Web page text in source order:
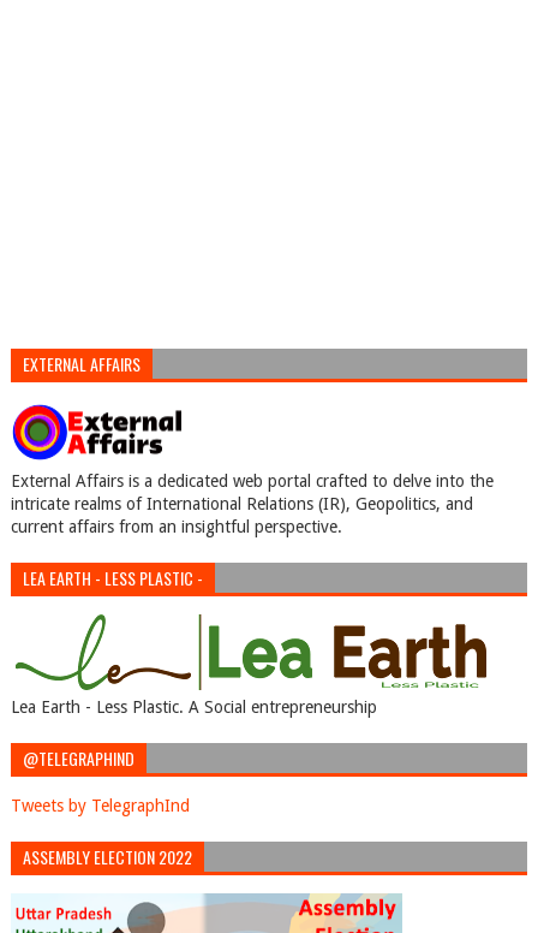
EXTERNAL AFFAIRS
External Affairs is a dedicated web portal crafted to delve into the
intricate realms of International Relations (IR), Geopolitics, and
current affairs from an insightful perspective.
LEA EARTH - LESS PLASTIC -
Lea Earth - Less Plastic. A Social entrepreneurship
@TELEGRAPHIND
Tweets by TelegraphInd
ASSEMBLY ELECTION 2022